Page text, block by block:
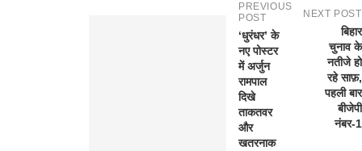
PREVIOUS
POST
‘धुरंधर’ के
नए पोस्टर
में अर्जुन
रामपाल
दिखे
ताकतवर
और
खतरनाक
NEXT POST
बिहार
चुनाव के
नतीजे हो
रहे साफ़,
पहली बार
बीजेपी
नंबर-1